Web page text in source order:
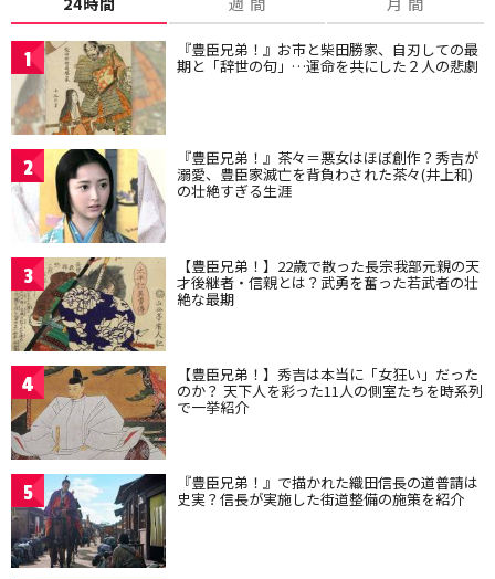
1 『豊臣兄弟！』お市と柴田勝家、自刃しての最
期と「辞世の句」…運命を共にした２人の悲劇
2 『豊臣兄弟！』茶々＝悪女はほぼ創作？秀吉が
溺愛、豊臣家滅亡を背負わされた茶々(井上和)
の壮絶すぎる生涯
3 【豊臣兄弟！】22歳で散った長宗我部元親の天
才後継者・信親とは？武勇を奮った若武者の壮
絶な最期
4 【豊臣兄弟！】秀吉は本当に「女狂い」だった
のか？ 天下人を彩った11人の側室たちを時系列
で一挙紹介
5 『豊臣兄弟！』で描かれた織田信長の道普請は
史実？信長が実施した街道整備の施策を紹介